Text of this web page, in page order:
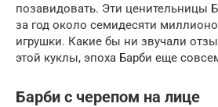
позавидовать. Эти ценительницы
за год около семидесяти
игрушки. Какие бы ни звучали
этой куклы, эпоха Барби еще
Барби с черепом на лице